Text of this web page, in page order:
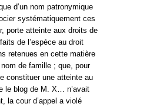
d’un nom patronymique
systématiquement ces
porte atteinte aux droits de
de l’espèce au droit
retenues en cette matière
de famille ; que, pour
constituer une atteinte au
le blog de M. X… n’avait
la cour d’appel a violé